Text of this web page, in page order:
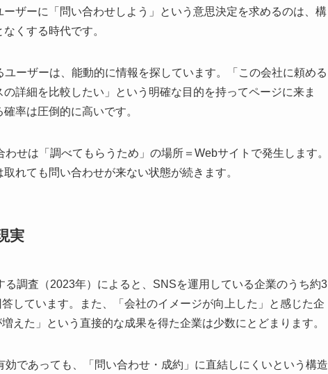
ザーに「問い合わせしよう」という意思決定を求めるのは、構
くする時代です。
ーザーは、能動的に情報を探しています。「この会社に頼める
詳細を比較したい」という明確な目的を持ってページに来ま
率は圧倒的に高いです。
せは「調べてもらうため」の場所＝Webサイトで発生します。
れても問い合わせが来ない状態が続きます。
実
調査（2023年）によると、SNSを運用している企業のうち約3
しています。また、「会社のイメージが向上した」と感じた企
えた」という直接的な成果を得た企業は少数にとどまります。
であっても、「問い合わせ・成約」に直結しにくいという構造